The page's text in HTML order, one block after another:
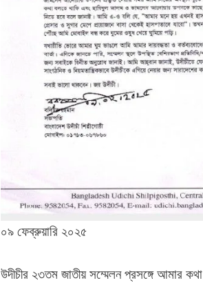
০৯ ফেব্রুয়ারি ২০২৫
উদীচীর ২৩তম জাতীয় সম্মেলন প্রসঙ্গে আমার কথা